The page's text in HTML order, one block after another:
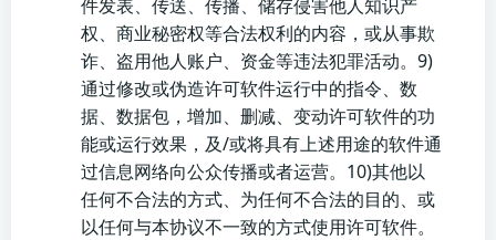
件发表、传送、传播、储存侵害他人知识产
权、商业秘密权等合法权利的内容，或从事欺
诈、盗用他人账户、资金等违法犯罪活动。9)
通过修改或伪造许可软件运行中的指令、数
据、数据包，增加、删减、变动许可软件的功
能或运行效果，及/或将具有上述用途的软件通
过信息网络向公众传播或者运营。10)其他以
任何不合法的方式、为任何不合法的目的、或
以任何与本协议不一致的方式使用许可软件。